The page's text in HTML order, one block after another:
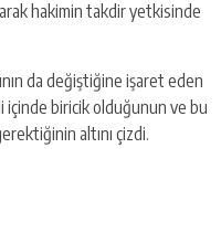
hakimin takdir yetkisinde
da değiştiğine işaret eden
biricik olduğunun ve bu
altını çizdi.